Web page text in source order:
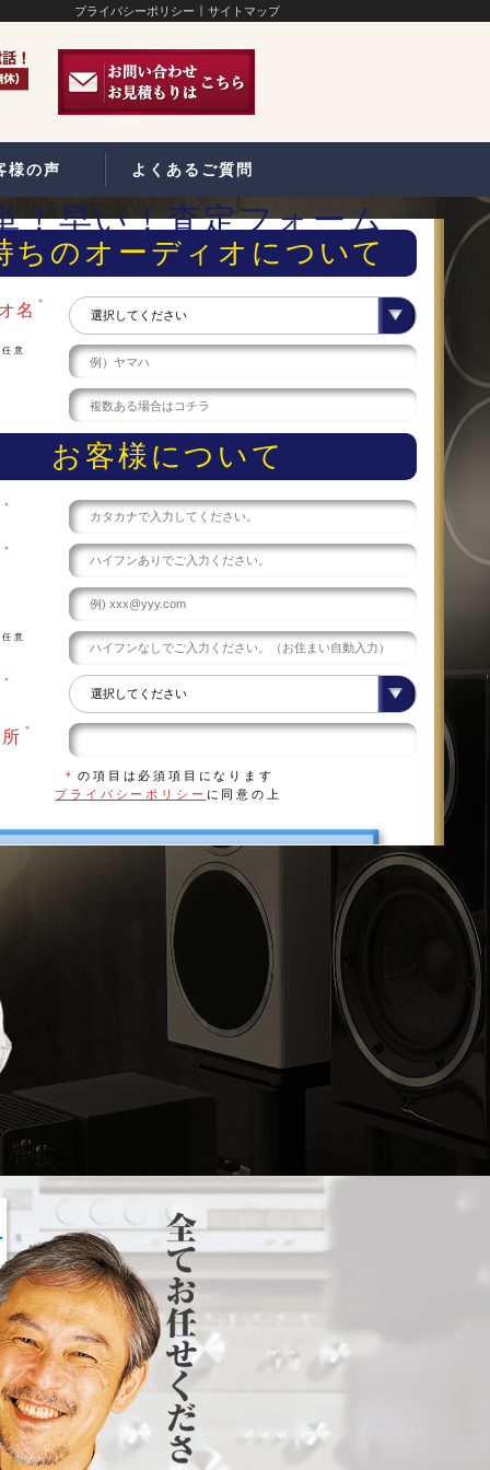
プライバシーポリシー サイトマップ
様の声 よくあるご質問
！早い！査定フォーム
ちのオーディオについて
名 ＊
任意
お客様について
＊
＊
任意
＊
＊
＊の項目は必須項目になります
プライバシーポリシー に同意の上